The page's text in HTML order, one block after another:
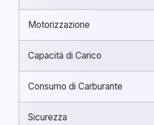
Motorizzazione
Capacità di Carico
Consumo di Carburante
Sicurezza